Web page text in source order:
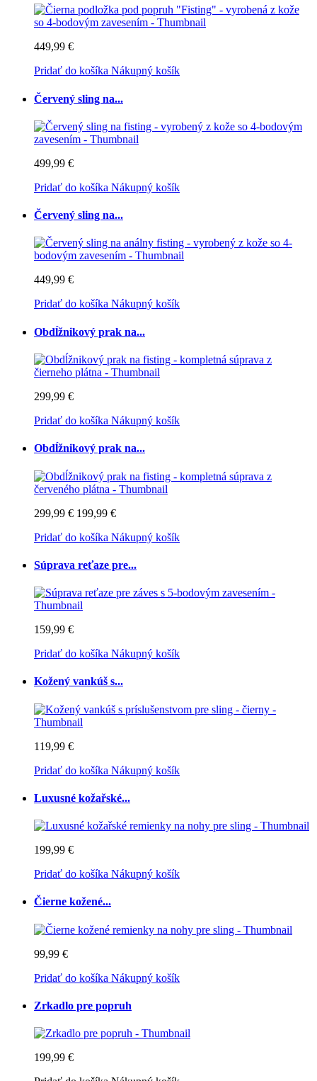
449,99 €
Pridať do košíka Nákupný košík
Červený sling na...
499,99 €
Pridať do košíka Nákupný košík
Červený sling na...
449,99 €
Pridať do košíka Nákupný košík
Obdĺžnikový prak na...
299,99 €
Pridať do košíka Nákupný košík
Obdĺžnikový prak na...
299,99 € 199,99 €
Pridať do košíka Nákupný košík
Súprava reťaze pre...
159,99 €
Pridať do košíka Nákupný košík
Kožený vankúš s...
119,99 €
Pridať do košíka Nákupný košík
Luxusné kožařské...
199,99 €
Pridať do košíka Nákupný košík
Čierne kožené...
99,99 €
Pridať do košíka Nákupný košík
Zrkadlo pre popruh
199,99 €